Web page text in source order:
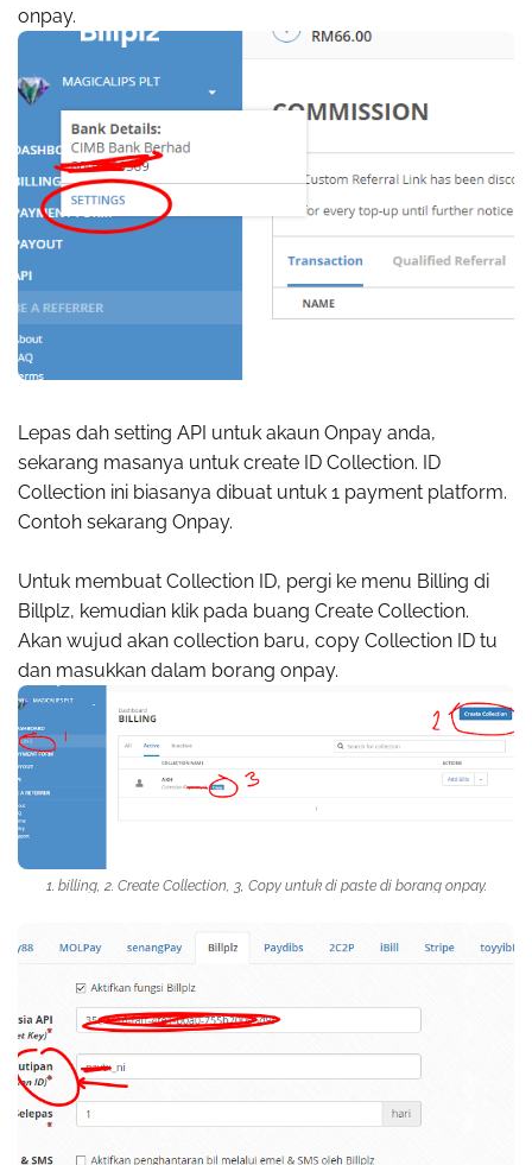
onpay.
Lepas dah setting API untuk akaun Onpay anda,
sekarang masanya untuk create ID Collection. ID
Collection ini biasanya dibuat untuk 1 payment platform.
Contoh sekarang Onpay.
Untuk membuat Collection ID, pergi ke menu Billing di
Billplz, kemudian klik pada buang Create Collection.
Akan wujud akan collection baru, copy Collection ID tu
dan masukkan dalam borang onpay.
1. billing, 2. Create Collection, 3, Copy untuk di paste di borang onpay.